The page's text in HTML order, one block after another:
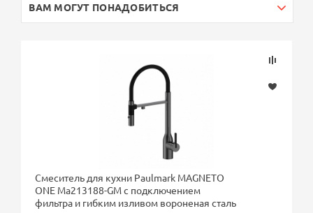
ВАМ МОГУТ ПОНАДОБИТЬСЯ
Смеситель для кухни Paulmark MAGNETO
ONE Ma213188-GM с подключением
фильтра и гибким изливом вороненая сталь